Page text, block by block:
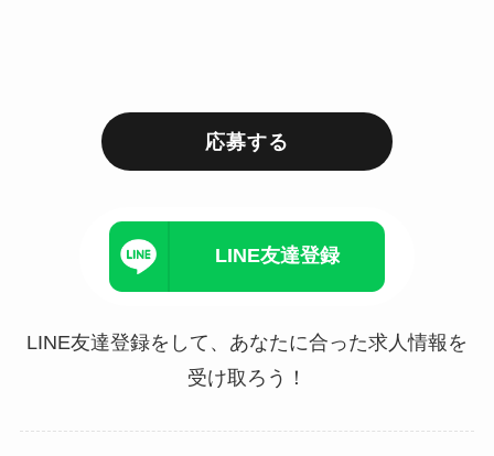
応募する
LINE友達登録
LINE友達登録をして、あなたに合った求人情報を
受け取ろう！